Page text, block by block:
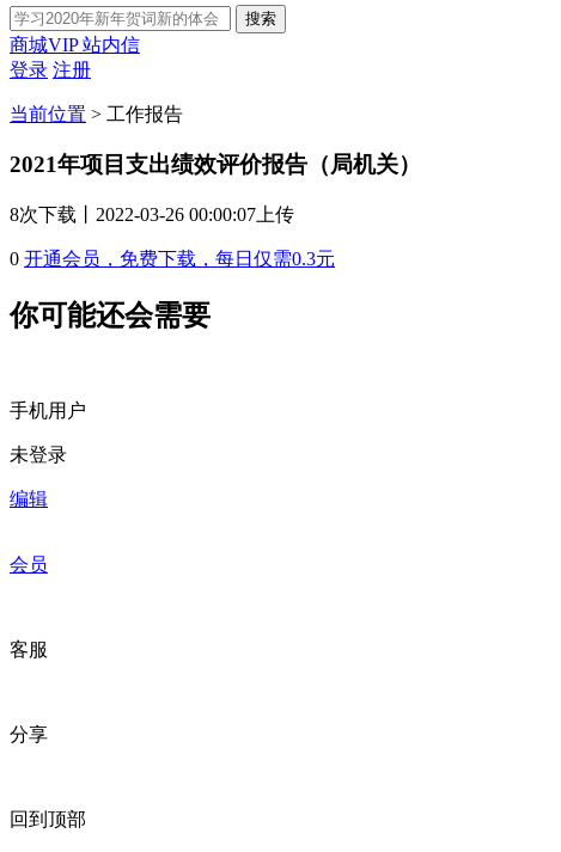
搜索
商城VIP站内信
登录 注册
当前位置 > 工作报告
2021年项目支出绩效评价报告（局机关）
8次下载 丨2022-03-26 00:00:07上传
0 开通会员，免费下载，每日仅需0.3元
你可能还会需要
手机用户
未登录
编辑
会员
客服
分享
回到顶部